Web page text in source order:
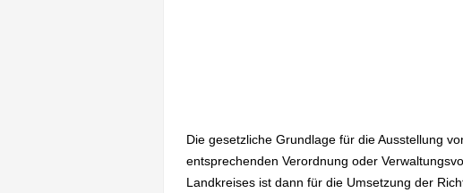
Die gesetzliche Grundlage für die Ausstellung
entsprechenden Verordnung oder
Landkreises ist dann für die Umsetzung der